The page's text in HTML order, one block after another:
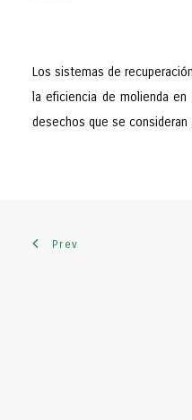
Los sistemas de
la eficiencia de molienda
desechos que se
Prev